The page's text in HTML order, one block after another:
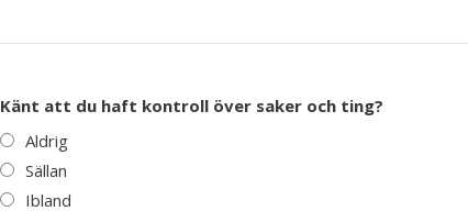
Känt att du haft kontroll över saker och ting?
Aldrig
Sällan
Ibland